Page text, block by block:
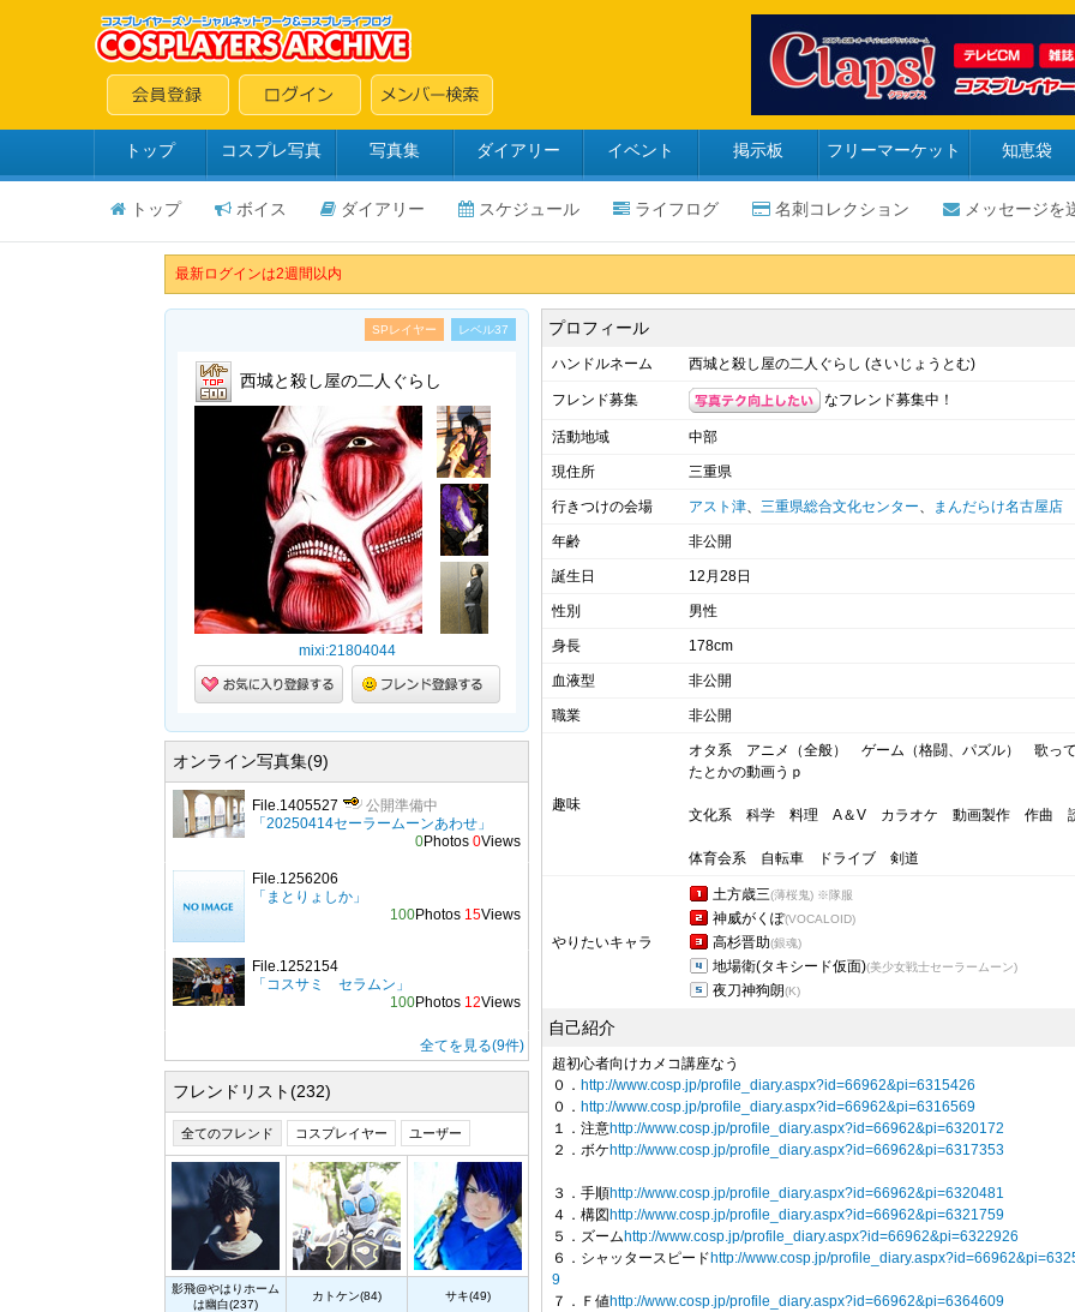
トップ コスプレ写真 写真集 ダイアリー イベント 掲示板 フリーマーケット 知恵袋
トップ ボイス ダイアリー スケジュール ライフログ 名刺コレクション メッセージを
最新ログインは2週間以内
SPレイヤー レベル37
西城と殺し屋の二人ぐらし
mixi:21804044
オンライン写真集(9)
File.1405527
公開準備中
「20250414セーラームーンあわせ」
0Photos 0Views
File.1256206
「まとりょしか」
100Photos 15Views
File.1252154
「コスサミ セラムン」
100Photos 12Views
全てを見る(9件)
フレンドリスト(232)
全てのフレンド コスプレイヤー ユーザー
影飛@やはりホーム
は幽白(237)
カトケン(84) サキ(49)
プロフィール
ハンドルネーム 西城と殺し屋の二人ぐらし (さいじょうとむ)
フレンド募集 なフレンド募集中！
活動地域 中部
現住所 三重県
行きつけの会場 アスト津、 三重県総合文化センター、 まんだらけ名古屋店
年齢 非公開
誕生日 12月28日
性別 男性
身長 178cm
血液型 非公開
職業 非公開
趣味
オタ系 アニメ（全般） ゲーム（格闘、パズル） 歌っ
たとかの動画うｐ
文化系 科学 料理 A＆V カラオケ 動画製作 作曲
体育会系 自転車 ドライブ 剣道
やりたいキャラ
土方歳三(薄桜鬼) ※隊服
神威がくぽ(VOCALOID)
高杉晋助(銀魂)
地場衛(タキシード仮面)(美少女戦士セーラームーン)
夜刀神狗朗(K)
自己紹介
超初心者向けカメコ講座なう
０． http://www.cosp.jp/profile_diary.aspx?id=66962&pi=6315426
０． http://www.cosp.jp/profile_diary.aspx?id=66962&pi=6316569
１．注意http://www.cosp.jp/profile_diary.aspx?id=66962&pi=6320172
２．ボケhttp://www.cosp.jp/profile_diary.aspx?id=66962&pi=6317353
３．手順http://www.cosp.jp/profile_diary.aspx?id=66962&pi=6320481
４．構図 http://www.cosp.jp/profile_diary.aspx?id=66962&pi=6321759
５．ズームhttp://www.cosp.jp/profile_diary.aspx?id=66962&pi=6322926
６．シャッタースピードhttp://www.cosp.jp/
9
７．Ｆ値http://www.cosp.jp/profile_diary.aspx?id=66962&pi=6364609